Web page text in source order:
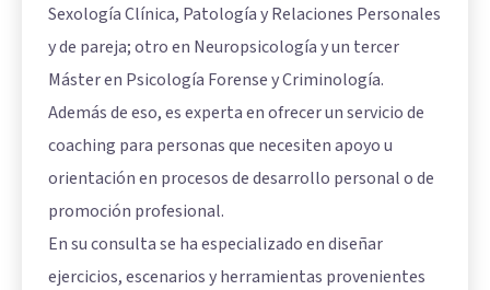
Sexología Clínica, Patología y Relaciones Personales
y de pareja; otro en Neuropsicología y un tercer
Máster en Psicología Forense y Criminología.
Además de eso, es experta en ofrecer un servicio de
coaching para personas que necesiten apoyo u
orientación en procesos de desarrollo personal o de
promoción profesional.
En su consulta se ha especializado en diseñar
ejercicios, escenarios y herramientas provenientes